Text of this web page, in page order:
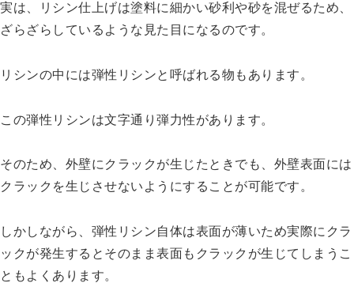
実は、リシン仕上げは塗料に細かい砂利や砂を混ぜるため、
ざらざらしているような見た目になるのです。
リシンの中には弾性リシンと呼ばれる物もあります。
この弾性リシンは文字通り弾力性があります。
そのため、外壁にクラックが生じたときでも、外壁表面には
クラックを生じさせないようにすることが可能です。
しかしながら、弾性リシン自体は表面が薄いため実際にクラ
ックが発生するとそのまま表面もクラックが生じてしまうこ
ともよくあります。